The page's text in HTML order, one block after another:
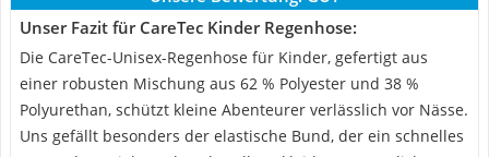
Unser Fazit für CareTec Kinder Regenhose:
Die CareTec-Unisex-Regenhose für Kinder, gefertigt aus
einer robusten Mischung aus 62 % Polyester und 38 %
Polyurethan, schützt kleine Abenteurer verlässlich vor Nässe.
Uns gefällt besonders der elastische Bund, der ein schnelles